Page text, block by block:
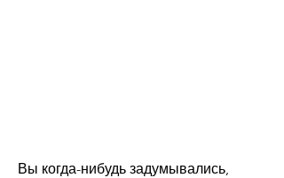
Вы когда-нибудь задумывались,